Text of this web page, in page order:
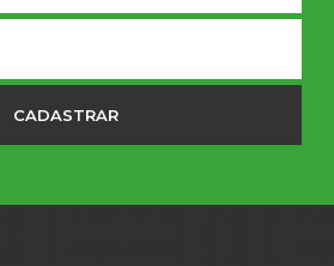
CADASTRAR